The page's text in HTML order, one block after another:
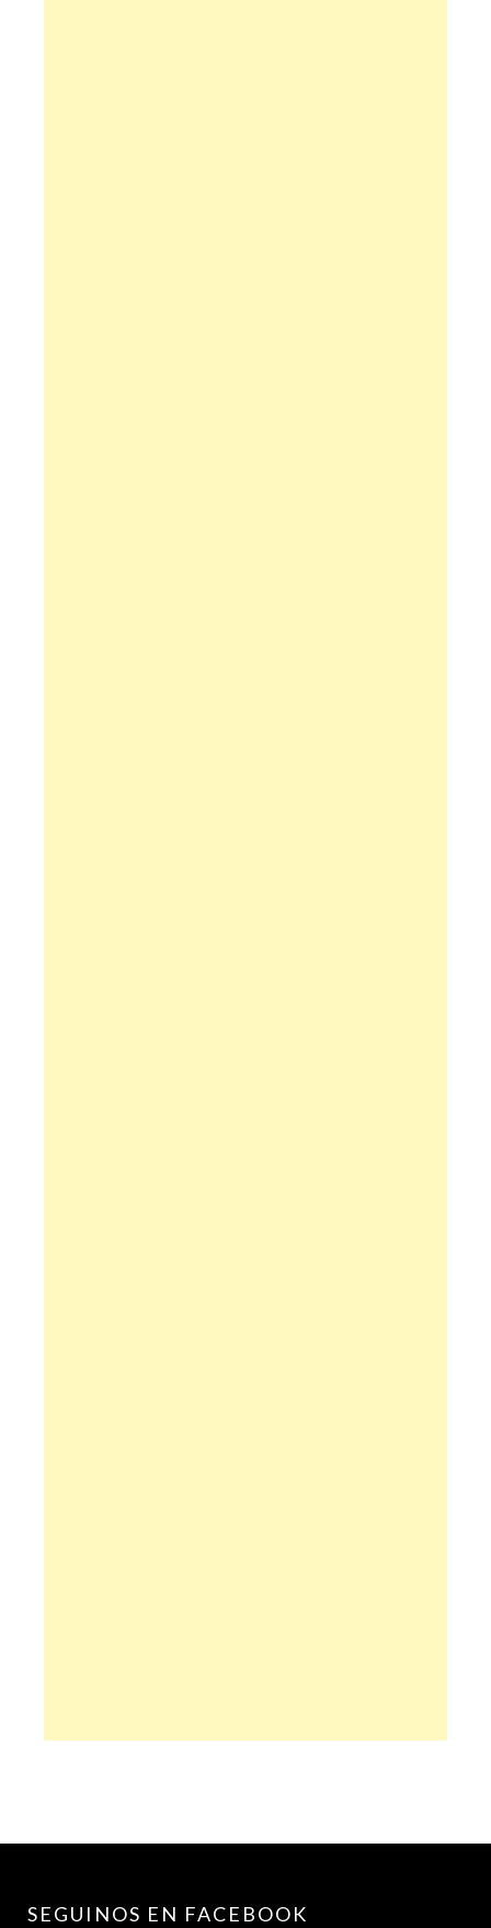
SEGUINOS EN FACEBOOK